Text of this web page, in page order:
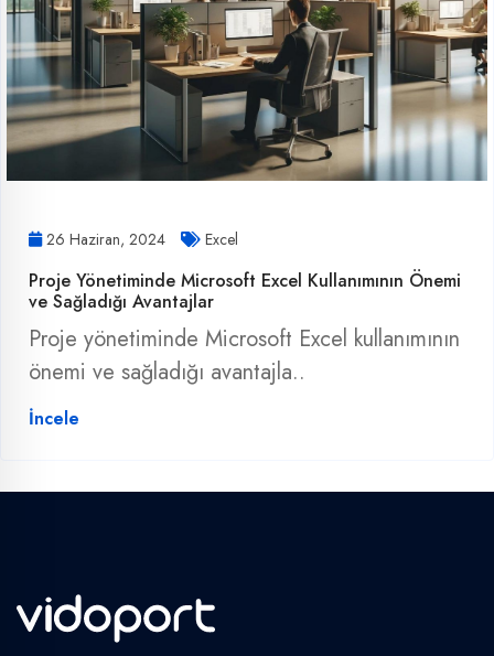
26 Haziran, 2024 Excel
Proje Yönetiminde Microsoft Excel Kullanımının Önemi
ve Sağladığı Avantajlar
Proje yönetiminde Microsoft Excel kullanımının
önemi ve sağladığı avantajla..
İncele